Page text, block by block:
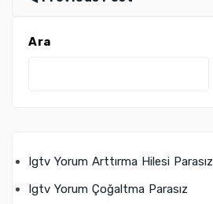
Ara
Igtv Yorum Arttırma Hilesi Parasız
Igtv Yorum Çoğaltma Parasız